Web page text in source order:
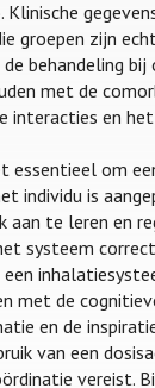
Klinische
groepen zijn
behandeling
met de
interacties en
essentieel om
individu is
aan te leren en
systeem
een
met de
en de
van een
vereist.